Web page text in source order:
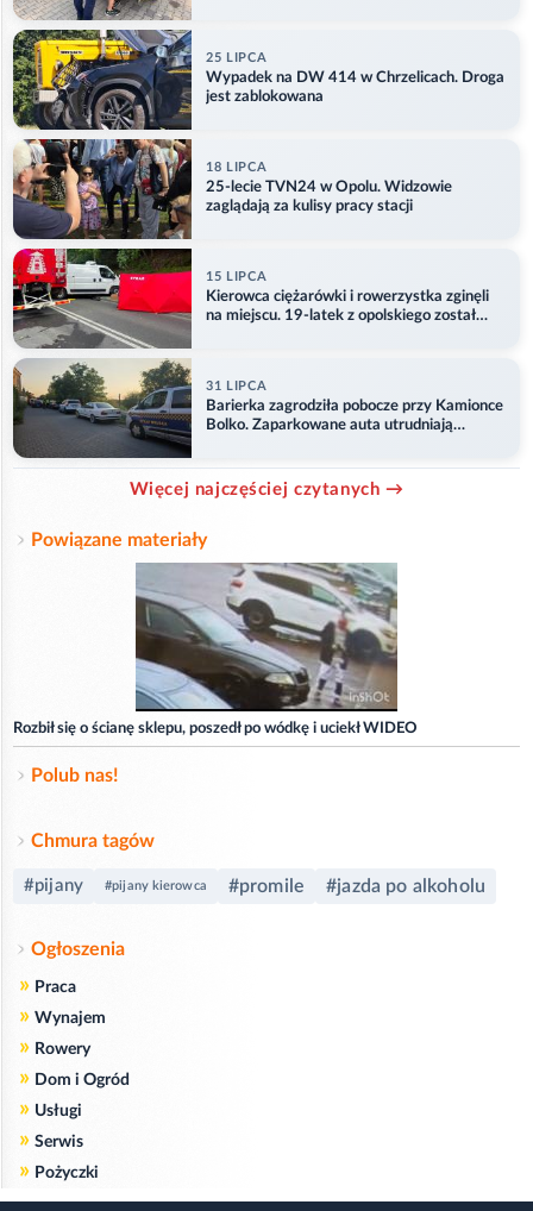
25 LIPCA
Wypadek na DW 414 w Chrzelicach. Droga
jest zablokowana
18 LIPCA
25-lecie TVN24 w Opolu. Widzowie
zaglądają za kulisy pracy stacji
15 LIPCA
Kierowca ciężarówki i rowerzystka zginęli
na miejscu. 19-latek z opolskiego został
31 LIPCA
Barierka zagrodziła pobocze przy Kamionce
Bolko. Zaparkowane auta utrudniają
Więcej najczęściej czytanych →
Powiązane materiały
Rozbił się o ścianę sklepu, poszedł po wódkę i uciekł WIDEO
Polub nas!
Chmura tagów
#pijany #pijany kierowca #promile #jazda po alkoholu
Ogłoszenia
» Praca
» Wynajem
» Rowery
» Dom i Ogród
» Usługi
» Serwis
» Pożyczki